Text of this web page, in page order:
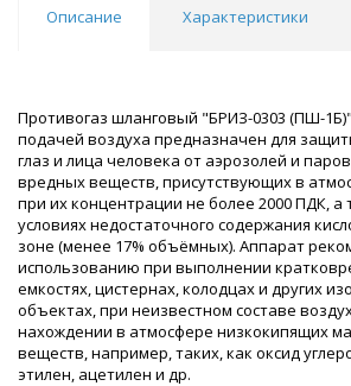
Описание Характеристики
Противогаз шланговый "БРИЗ-0303 (ПШ-
подачей воздуха предназначен для
глаз и лица человека от аэрозолей и
вредных веществ, присутствующих в
при их концентрации не более 2000 ПДК, а
условиях недостаточного содержания
зоне (менее 17% объёмных). Аппарат
использованию при выполнении
емкостях, цистернах, колодцах и других
объектах, при неизвестном составе
нахождении в атмосфере низкокипящих
веществ, например, таких, как оксид
этилен, ацетилен и др.